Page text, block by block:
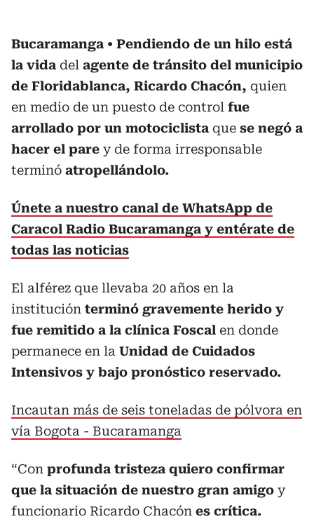
Bucaramanga
Pendiendo de un hilo está
la vida del agente de tránsito del municipio
de Floridablanca, Ricardo Chacón, quien
en medio de un puesto de control fue
arrollado por un motociclista que se negó a
hacer el pare y de forma irresponsable
terminó atropellándolo.
Únete a nuestro canal de WhatsApp de
Caracol Radio Bucaramanga y entérate de
todas las noticias
El alférez que llevaba 20 años en la
institución terminó gravemente herido y
fue remitido a la clínica Foscal en donde
permanece en la Unidad de Cuidados
Intensivos y bajo pronóstico reservado.
Incautan más de seis toneladas de pólvora en
vía Bogota - Bucaramanga
“Con profunda tristeza quiero confirmar
que la situación de nuestro gran amigo y
funcionario Ricardo Chacón es crítica.